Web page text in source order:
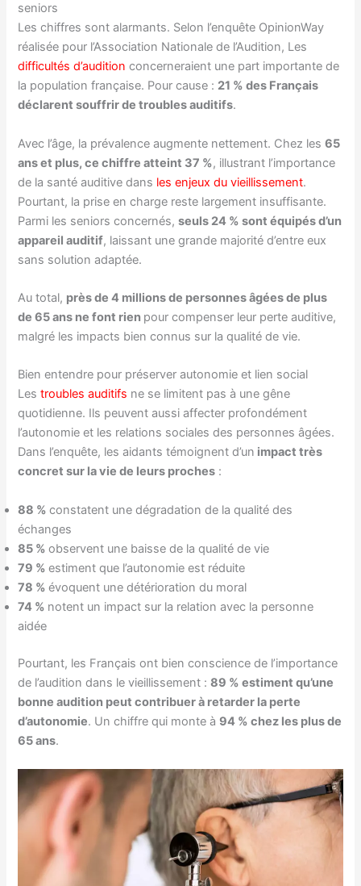
seniors
Les chiffres sont alarmants. Selon l’enquête OpinionWay
réalisée pour l’Association Nationale de l’Audition, Les
difficultés d’audition concerneraient une part importante de
la population française. Pour cause : 21 % des Français
déclarent souffrir de troubles auditifs.
Avec l’âge, la prévalence augmente nettement. Chez les65
ans et plus, ce chiffre atteint 37 %, illustrant l’importance
de la santé auditive dans les enjeux du vieillissement.
Pourtant, la prise en charge reste largement insuffisante.
Parmi les seniors concernés,seuls 24 % sont équipés d’un
appareil auditif, laissant une grande majorité d’entre eux
sans solution adaptée.
Au total, près de 4 millions de personnes âgées de plus
de 65 ans ne font rien pour compenser leur perte auditive,
malgré les impacts bien connus sur la qualité de vie.
Bien entendre pour préserver autonomie et lien social
Lestroubles auditifs ne se limitent pas à une gêne
quotidienne. Ils peuvent aussi affecter profondément
l’autonomie et les relations sociales des personnes âgées.
Dans l’enquête, les aidants témoignent d’un impact très
concret sur la vie de leurs proches :
88 %constatent une dégradation de la qualité des
échanges
85 %observent une baisse de la qualité de vie
79 %estiment que l’autonomie est réduite
78 %évoquent une détérioration du moral
74 % notent un impact sur la relation avec la personne
aidée
Pourtant, les Français ont bien conscience de l’importance
de l’audition dans le vieillissement :89 % estiment qu’une
bonne audition peut contribuer à retarder la perte
d’autonomie. Un chiffre qui monte à 94 % chez les plus de
65 ans.